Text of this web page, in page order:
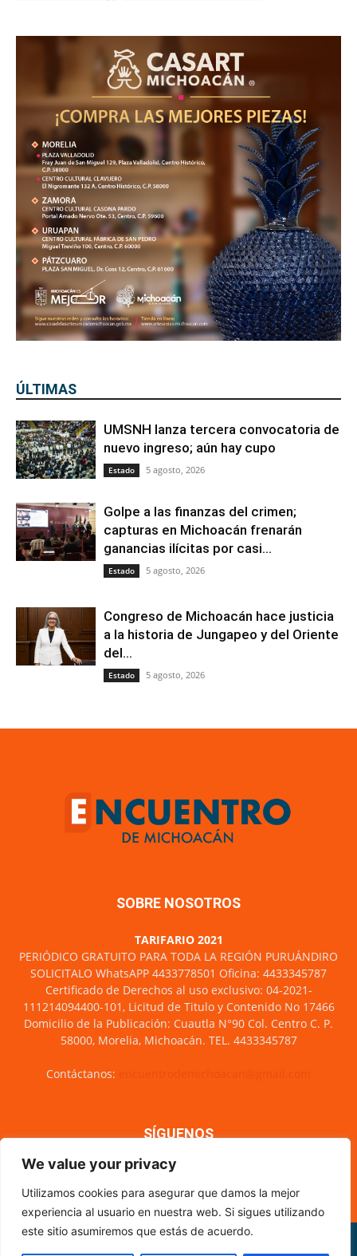
We value your privacy
Utilizamos cookies para asegurar que damos la mejor
experiencia al usuario en nuestra web. Si sigues utilizando
este sitio asumiremos que estás de acuerdo.
ÚLTIMAS
UMSNH lanza tercera convocatoria de
nuevo ingreso; aún hay cupo
Estado 5 agosto, 2026
Golpe a las finanzas del crimen;
capturas en Michoacán frenarán
ganancias ilícitas por casi...
Estado 5 agosto, 2026
Congreso de Michoacán hace justicia
a la historia de Jungapeo y del Oriente
del...
Estado 5 agosto, 2026
SOBRE NOSOTROS
TARIFARIO 2021
PERIÓDICO GRATUITO PARA TODA LA REGIÓN PURUÁNDIRO
SOLICITALO WhatsAPP 4433778501 Oficina: 4433345787
Certificado de Derechos al uso exclusivo: 04-2021-
111214094400-101, Licitud de Titulo y Contenido No 17466
Domicilio de la Publicación: Cuautla N°90 Col. Centro C. P.
58000, Morelia, Michoacán. TEL. 4433345787
Contáctanos:
SÍGUENOS
Nosotros